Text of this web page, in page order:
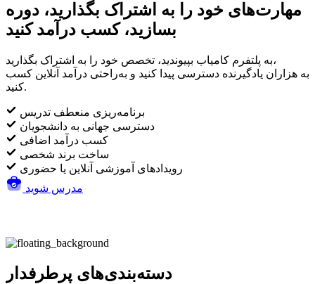
مهارت‌های خود را به اشتراک بگذارید، دوره
بسازید، کسب درآمد کنید
به پلتفرم کامیاب بپیوندید، تخصص خود را به اشتراک بگذارید،
به هزاران یادگیرنده دسترسی پیدا کنید و به‌راحتی درآمد آنلاین کسب
کنید.
برنامه‌ریزی منعطف تدریس
دسترسی جهانی به دانشجویان
کسب درآمد اضافی
ساخت برند شخصی
رویدادهای آموزشی آنلاین یا حضوری
مدرس شوید
دسته‌بندی‌های پرطرفدار